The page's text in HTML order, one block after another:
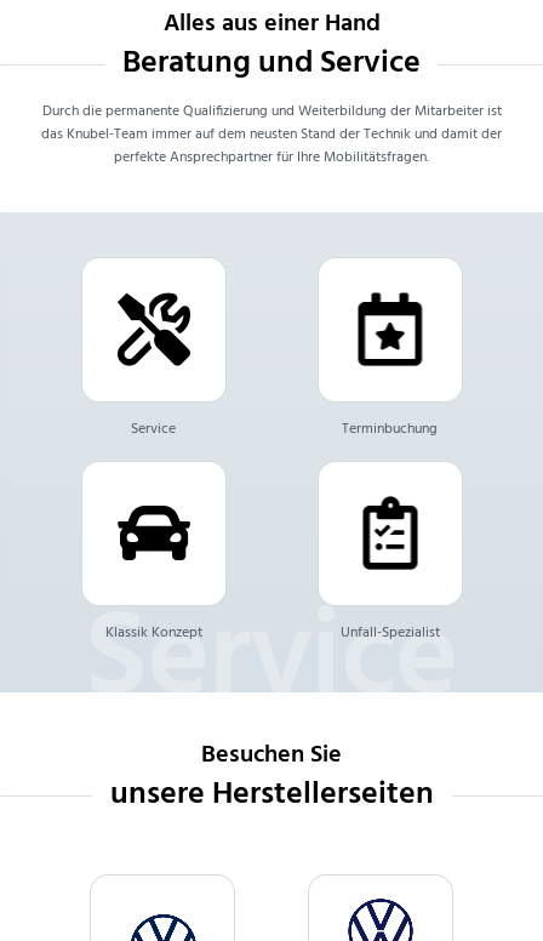
Alles aus einer Hand
Beratung und Service
Durch die permanente Qualifizierung und Weiterbildung der Mitarbeiter ist
das Knubel-Team immer auf dem neusten Stand der Technik und damit der
perfekte Ansprechpartner für Ihre Mobilitätsfragen.
Service Terminbuchung
Klassik Konzept Unfall-Spezialist
Besuchen Sie
unsere Herstellerseiten